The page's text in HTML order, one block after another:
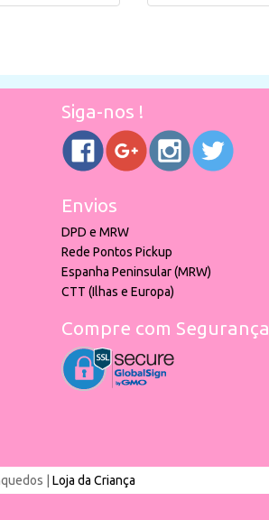
Siga-nos !
Envios
DPD e MRW
Rede Pontos Pickup
Espanha Peninsular (MRW)
CTT (Ilhas e Europa)
Compre com Segurança
| Loja da Criança